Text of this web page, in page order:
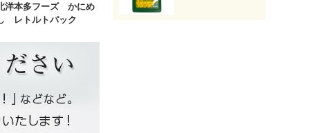
洋本多フーズ かにめ
レトルトパック